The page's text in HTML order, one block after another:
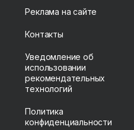
Реклама на сайте
Контакты
Уведомление об
использовании
рекомендательных
технологий
Политика
конфиденциальности